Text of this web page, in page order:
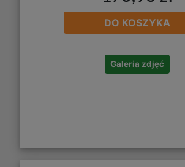
DO KOSZYKA
Galeria zdjęć